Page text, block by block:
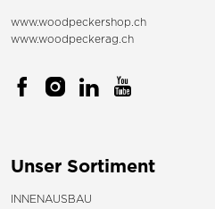
www.woodpeckershop.ch
www.woodpeckerag.ch
Unser Sortiment
INNENAUSBAU